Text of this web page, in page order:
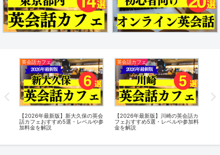
新着情報
日本最大級の英会話カフェ
Lancul（ランカル）が新宿エリア
にて9月から新宿POP-UP店をスタ
新着情報
【子ども英会話ペッピーキッズク
ラブ】2026年夏の体験キャンペー
ンがスタート・早く受けるとおト